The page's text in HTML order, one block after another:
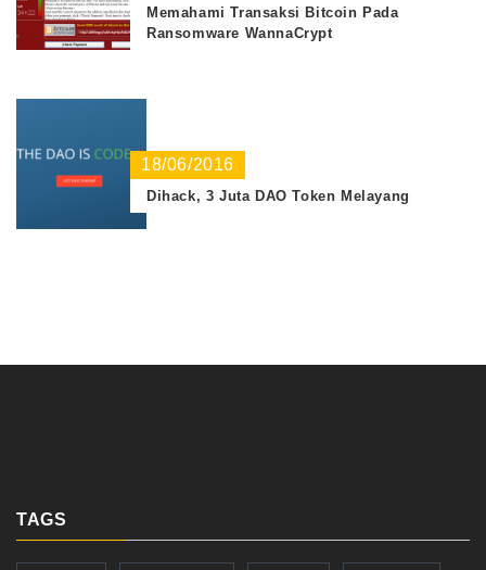
Memahami Transaksi Bitcoin Pada
Ransomware WannaCrypt
18/06/2016
Dihack, 3 Juta DAO Token Melayang
TAGS